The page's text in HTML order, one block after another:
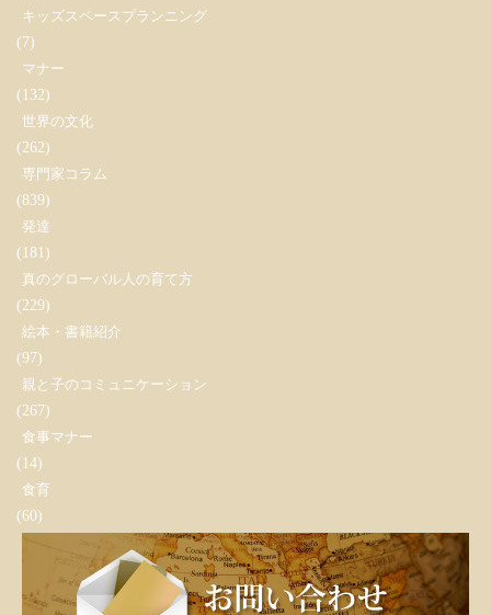
キッズスペースプランニング
(7)
マナー
(132)
世界の文化
(262)
専門家コラム
(839)
発達
(181)
真のグローバル人の育て方
(229)
絵本・書籍紹介
(97)
親と子のコミュニケーション
(267)
食事マナー
(14)
食育
(60)